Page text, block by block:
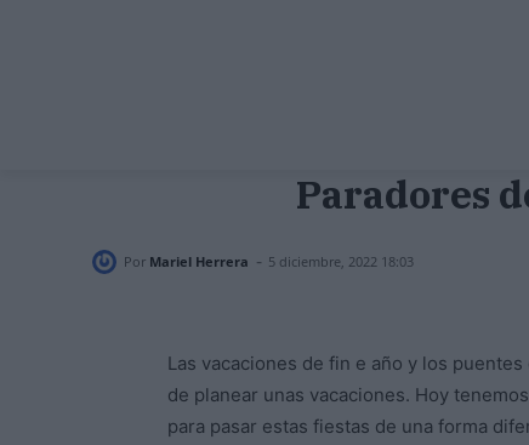
Paradores
Por Mariel Herrera - 5 diciembre, 2022 18:03
Las vacaciones de fin e año y los
de planear unas vacaciones. Hoy
para pasar estas fiestas de una forma